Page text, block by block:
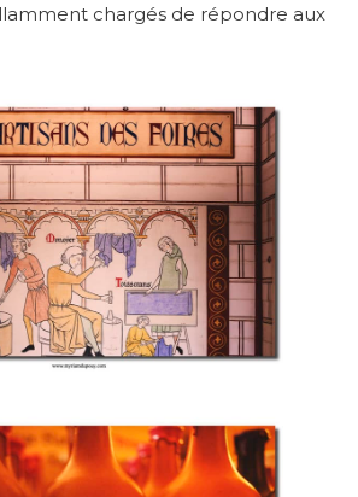
chargés de répondre aux